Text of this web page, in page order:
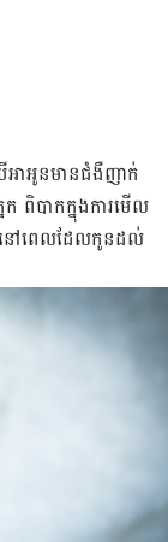
អា​អូន​​មាន​ជំងឺ​ញាក់​
ពិបាក​ក្នុង​ការ​មើល​
ៅ​ពេល​ដែល​​កូន​ដល់​